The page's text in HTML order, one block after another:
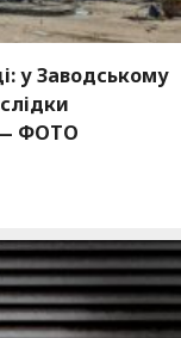
у Заводському
— ФОТО